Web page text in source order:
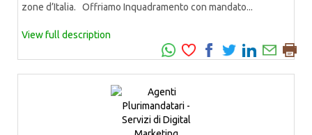
zone d’Italia. Offriamo Inquadramento con mandato...
View full description